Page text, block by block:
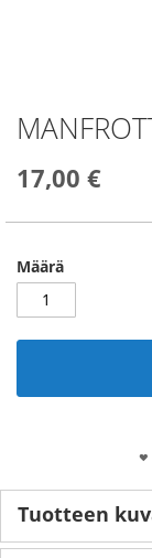
17,00 €
Määrä
Skip
to
beginning
the
gallery
Tuotteen